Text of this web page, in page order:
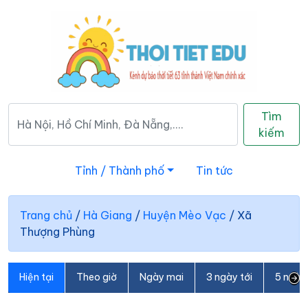
Tìm
kiếm
Tỉnh / Thành phố Tin tức
Trang chủ / Hà Giang / Huyện Mèo Vạc / Xã
Thượng Phùng
Hiện tại Theo giờ Ngày mai 3 ngày tới 5